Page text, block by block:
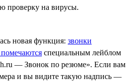
проверку на вирусы.
новая функция: звонки
помечаются специальным лейблом
— Звонок по резюме». Если вам
и вы видите такую надпись —